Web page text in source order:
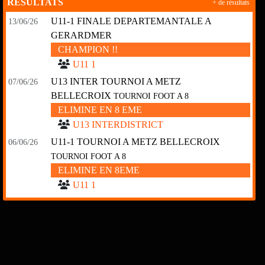
RÉSULTATS
13/06/26
U11-1 FINALE DEPARTEMANTALE A
GERARDMER
CHAMPION !!
U11 1
07/06/26
U13 INTER TOURNOI A METZ
BELLECROIX TOURNOI FOOT A 8
ELIMINE EN 8 EME
U13 INTERDISTRICT
06/06/26 U11-1 TOURNOI A METZ BELLECROIX
TOURNOI FOOT A 8
ELIMINE EN 8EME
U11 1
+ de résultats